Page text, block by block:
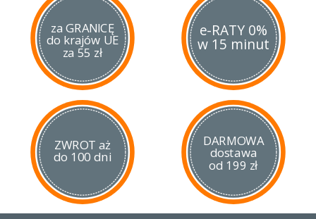
za GRANICĘ
do krajów UE
za 55 zł
e-RATY 0%
w 15 minut
ZWROT aż
do 100 dni
DARMOWA
dostawa
od 199 zł